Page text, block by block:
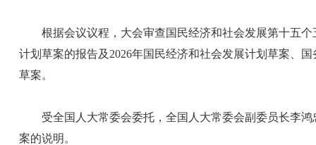
根据会议议程，大会审查国民经济和社会发展第十五个
计划草案的报告及2026年国民经济和社会发展计划草案、
草案。
受全国人大常委会委托，全国人大常委会副委员长李鸿
案的说明。